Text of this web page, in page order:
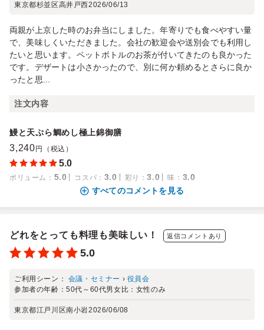
東京都杉並区高井戸西2026/06/13
両親が上京した時のお弁当にしました。年寄りでも食べやすい量
で、美味しくいただきました。会社の歓迎会や送別会でも利用し
たいと思います。ペットボトルのお茶が付いてきたのも良かった
です。デザートは小さかったので、別に何か頼めるとさらに良か
ったと思...
注文内容
鰻と天ぷら鯛めし極上錦御膳
3,240 円（税込）
5.0
ボリューム ： 5.0 コスパ ： 3.0 彩り ：3.0 味 ： 3.0
すべてのコメントを見る
どれをとっても料理も美味しい！ 返信コメントあり
5.0
ご利用シーン： 会議・セミナー › 役員会
参加者の年齢：50代～60代男女比： 女性のみ
東京都江戸川区南小岩2026/06/08